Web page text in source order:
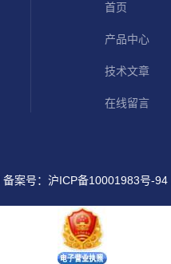
首页
产品中心
技术文章
在线留言
备案号：沪ICP备10001983号-94